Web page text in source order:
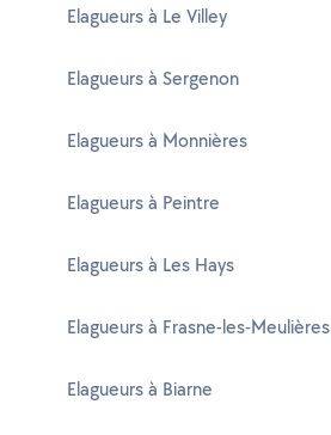
Elagueurs à Le Villey
Elagueurs à Sergenon
Elagueurs à Monnières
Elagueurs à Peintre
Elagueurs à Les Hays
Elagueurs à Frasne-les-Meulières
Elagueurs à Biarne